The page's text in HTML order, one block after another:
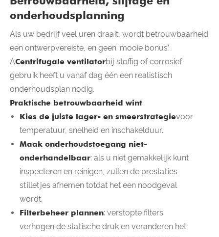
onderhoudsplanning
Als uw bedrijf veel uren draait, wordt betrouwbaarheid
een ontwerpvereiste, en geen ‘mooie bonus’.
ACentrifugale ventilatorbij stoffig of corrosief
gebruik heeft u vanaf dag één een realistisch
onderhoudsplan nodig.
Praktische betrouwbaarheid wint
Kies de juiste lager- en smeerstrategievoor
temperatuur, snelheid en inschakelduur.
Maak onderhoudstoegang niet-
onderhandelbaar: als u niet gemakkelijk kunt
inspecteren en reinigen, zullen de prestaties
stilletjes afnemen totdat het een noodgeval
wordt.
Filterbeheer plannen: verstopte filters
verhogen de statische druk en veranderen het